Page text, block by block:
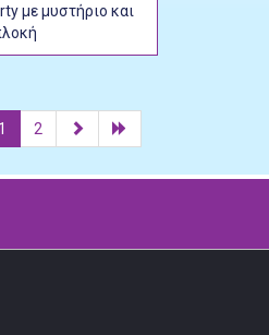
με μυστήριο και
1 2